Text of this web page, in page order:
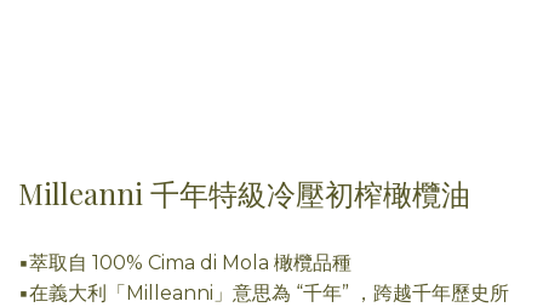
Milleanni 千年特級冷壓初榨橄欖油
▪萃取自 100% Cima di Mola 橄欖品種
▪在義大利「Milleanni」意思為 “千年” ，跨越千年歷史所